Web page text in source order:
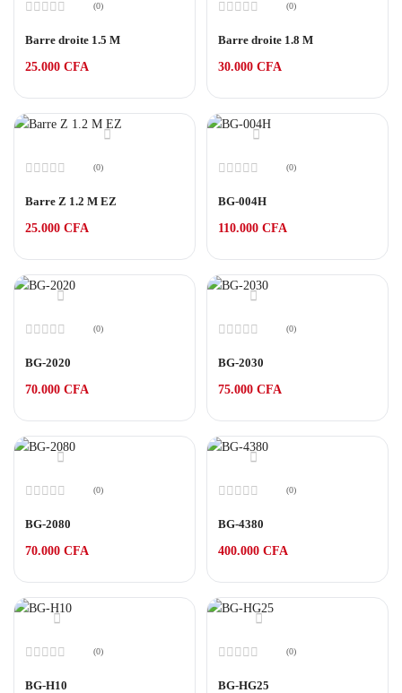
0
5
(0)
Barre droite 1.5 M
25.000 CFA
0
5
(0)
Barre droite 1.8 M
30.000 CFA
0
5
(0)
Barre Z 1.2 M EZ
25.000 CFA
0
5
(0)
BG-004H
110.000 CFA
0
5
(0)
BG-2020
70.000 CFA
0
5
(0)
BG-2030
75.000 CFA
0
5
(0)
BG-2080
70.000 CFA
0
5
(0)
BG-4380
400.000 CFA
0
(0)
BG-H10
0
(0)
BG-HG25